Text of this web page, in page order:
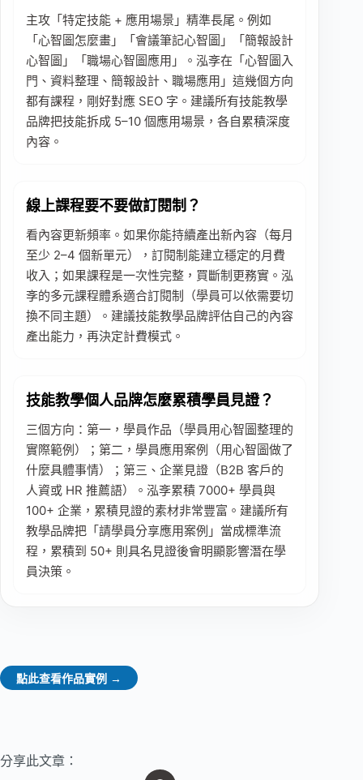
主攻「特定技能 + 應用場景」精準長尾。例如
「心智圖怎麼畫」「會議筆記心智圖」「簡報設計
心智圖」「職場心智圖應用」。泓斈在「心智圖入
門、資料整理、簡報設計、職場應用」這幾個方向
都有課程，剛好對應 SEO 字。建議所有技能教學
品牌把技能拆成 5–10 個應用場景，各自累積深度
內容。
線上課程要不要做訂閱制？
看內容更新頻率。如果你能持續產出新內容（每月
至少 2–4 個新單元），訂閱制能建立穩定的月費
收入；如果課程是一次性完整，買斷制更務實。泓
斈的多元課程體系適合訂閱制（學員可以依需要切
換不同主題）。建議技能教學品牌評估自己的內容
產出能力，再決定計費模式。
技能教學個人品牌怎麼累積學員見證？
三個方向：第一，學員作品（學員用心智圖整理的
實際範例）；第二，學員應用案例（用心智圖做了
什麼具體事情）；第三、企業見證（B2B 客戶的
人資或 HR 推薦語）。泓斈累積 7000+ 學員與
100+ 企業，累積見證的素材非常豐富。建議所有
教學品牌把「請學員分享應用案例」當成標準流
程，累積到 50+ 則具名見證後會明顯影響潛在學
員決策。
點此查看作品實例 →
分享此文章：